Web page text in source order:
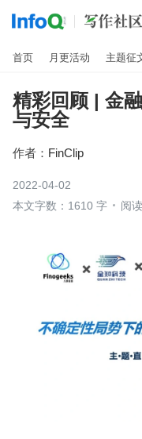
首页 月更活动 主题征
精彩回顾 | 金
与安全
作者： FinClip
2022-04-02
本文字数：1610 字
阅